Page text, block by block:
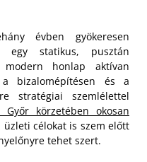
évben gyökeresen
egy statikus, pusztán
honlap aktívan
a bizalomépítésen és a
stratégiai szemlélettel
Győr körzetében okosan
célokat is szem előtt
tehet szert.